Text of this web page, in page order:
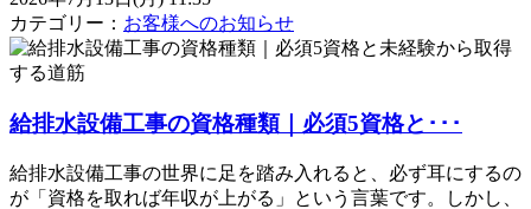
カテゴリー： お客様へのお知らせ
給排水設備工事の資格種類｜必須5資格と･･･
給排水設備工事の世界に足を踏み入れると、必ず耳にするの
が「資格を取れば年収が上がる」という言葉です。しかし、